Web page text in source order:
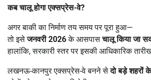
कब चालू होगा एक्सप्रेस-वे?
अगर बाकी का निर्माण तय समय पर पूरा हुआ—
तो इसेजनवरी2026के आसपासचालू किया जा
हालांकि, सरकारी स्तर पर इसकी आधिकारिक
लखनऊ-कानपुर एक्सप्रेस-वे बनने सेदो बड़े शहरों